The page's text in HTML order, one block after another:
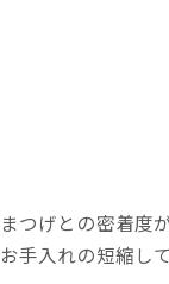
つげとの密着度
手入れの短縮し